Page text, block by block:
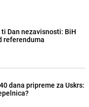
Dan nezavisnosti: BiH
referenduma
dana pripreme za Uskrs: